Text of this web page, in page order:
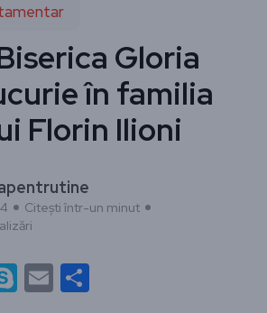
Gloria
în familia
Florin Ilioni
Citești într-un minut
Skype
Email